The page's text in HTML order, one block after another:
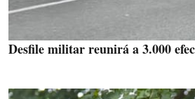
Desfile militar reunirá a 3.000